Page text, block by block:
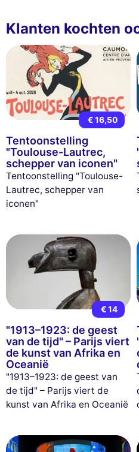
Klanten kochten
€ 16,50
Tentoonstelling
"Toulouse-Lautrec,
schepper van iconen"
Tentoonstelling "Toulouse-
Lautrec, schepper van
iconen"
€ 14
"1913–1923: de geest
van de tijd" – Parijs viert
de kunst van Afrika en
Oceanië
"1913–1923: de geest van
de tijd" – Parijs viert de
kunst van Afrika en Oceanië